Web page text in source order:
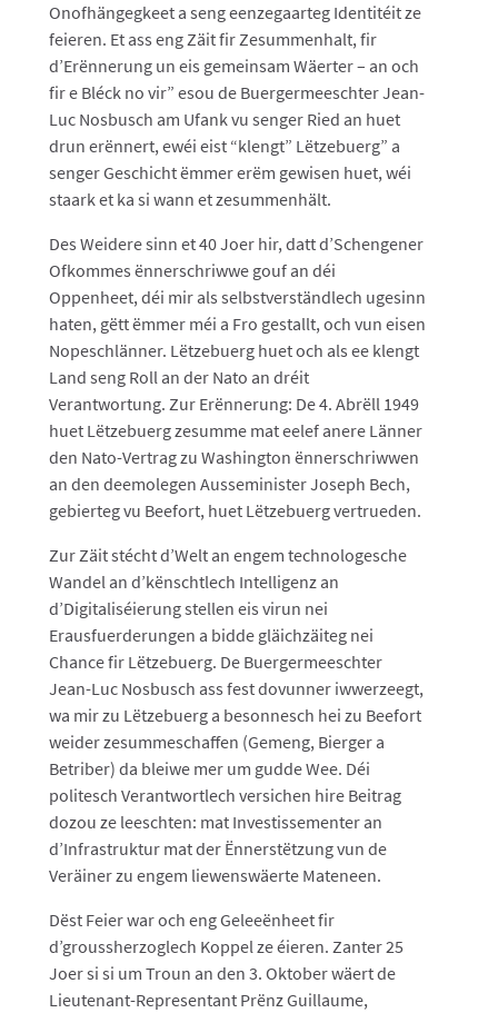
Onofhängegkeet a seng eenzegaarteg Identitéit ze
feieren. Et ass eng Zäit fir Zesummenhalt, fir
d’Erënnerung un eis gemeinsam Wäerter – an och
fir e Bléck no vir” esou de Buergermeeschter Jean-
Luc Nosbusch am Ufank vu senger Ried an huet
drun erënnert, ewéi eist “klengt” Lëtzebuerg” a
senger Geschicht ëmmer erëm gewisen huet, wéi
staark et ka si wann et zesummenhält.
Des Weidere sinn et 40 Joer hir, datt d’Schengener
Ofkommes ënnerschriwwe gouf an déi
Oppenheet, déi mir als selbstverständlech ugesinn
haten, gëtt ëmmer méi a Fro gestallt, och vun eisen
Nopeschlänner. Lëtzebuerg huet och als ee klengt
Land seng Roll an der Nato an dréit
Verantwortung. Zur Erënnerung: De 4. Abrëll 1949
huet Lëtzebuerg zesumme mat eelef anere Länner
den Nato-Vertrag zu Washington ënnerschriwwen
an den deemolegen Ausseminister Joseph Bech,
gebierteg vu Beefort, huet Lëtzebuerg vertrueden.
Zur Zäit stécht d’Welt an engem technologesche
Wandel an d’kënschtlech Intelligenz an
d’Digitaliséierung stellen eis virun nei
Erausfuerderungen a bidde gläichzäiteg nei
Chance fir Lëtzebuerg. De Buergermeeschter
Jean-Luc Nosbusch ass fest dovunner iwwerzeegt,
wa mir zu Lëtzebuerg a besonnesch hei zu Beefort
weider zesummeschaffen (Gemeng, Bierger a
Betriber) da bleiwe mer um gudde Wee. Déi
politesch Verantwortlech versichen hire Beitrag
dozou ze leeschten: mat Investissementer an
d’Infrastruktur mat der Ënnerstëtzung vun de
Veräiner zu engem liewenswäerte Mateneen.
Dëst Feier war och eng Geleeënheet fir
d’groussherzoglech Koppel ze éieren. Zanter 25
Joer si si um Troun an den 3. Oktober wäert de
Lieutenant-Representant Prënz Guillaume,